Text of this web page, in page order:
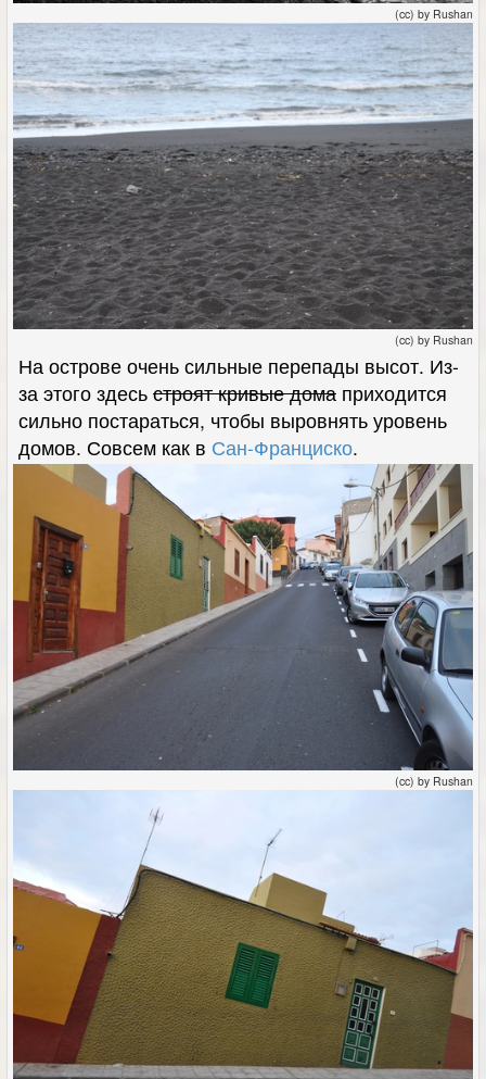
(cc) by Rushan
(cc) by Rushan
На острове очень сильные перепады высот. Из-
за этого здесь строят кривые дома приходится
сильно постараться, чтобы выровнять уровень
домов. Совсем как в Сан-Франциско.
(cc) by Rushan